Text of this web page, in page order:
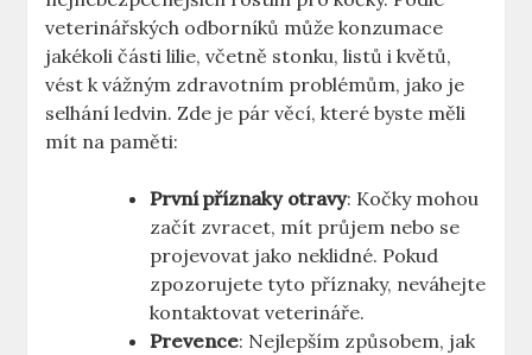
veterinářských odborníků může konzumace
jakékoli části lilie, včetně stonku, listů i květů,
vést k vážným zdravotním problémům, jako je
selhání ledvin. Zde je pár věcí, které byste měli
mít na paměti:
První příznaky otravy: Kočky mohou
začít zvracet, mít průjem nebo se
projevovat jako neklidné. Pokud
zpozorujete tyto příznaky, neváhejte
kontaktovat veterináře.
Prevence: Nejlepším způsobem, jak